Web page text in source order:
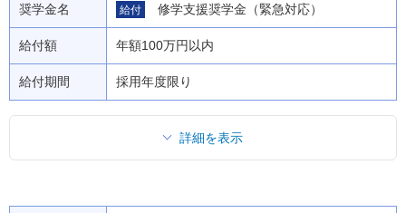
奨学金名 給付 修学支援奨学金（緊急対応）
給付額 年額100万円以内
給付期間 採用年度限り
詳細を表示